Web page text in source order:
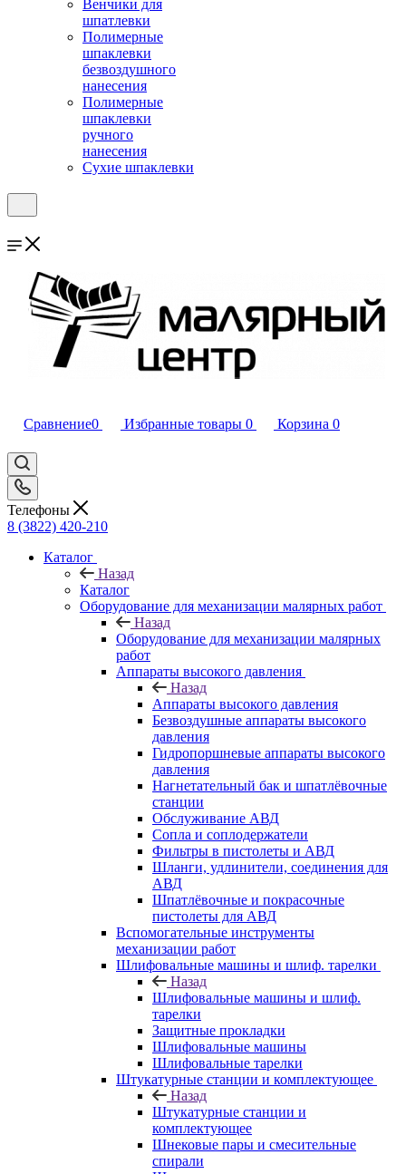
Венчики для
шпатлевки
Полимерные
шпаклевки
безвоздушного
нанесения
Полимерные
шпаклевки
ручного
нанесения
Сухие шпаклевки
Сравнение0 Избранные товары 0 Корзина 0
Телефоны
8 (3822) 420-210
Каталог
Назад
Каталог
Оборудование для механизации малярных работ
Назад
Оборудование для механизации малярных
работ
Аппараты высокого давления
Назад
Аппараты высокого давления
Безвоздушные аппараты высокого
давления
Гидропоршневые аппараты высокого
давления
Нагнетательный бак и шпатлёвочные
станции
Обслуживание АВД
Сопла и соплодержатели
Фильтры в пистолеты и АВД
Шланги, удлинители, соединения для
АВД
Шпатлёвочные и покрасочные
пистолеты для АВД
Вспомогательные инструменты
механизации работ
Шлифовальные машины и шлиф. тарелки
Назад
Шлифовальные машины и шлиф.
тарелки
Защитные прокладки
Шлифовальные машины
Шлифовальные тарелки
Штукатурные станции и комплектующее
Назад
Штукатурные станции и
комплектующее
Шнековые пары и смесительные
спирали